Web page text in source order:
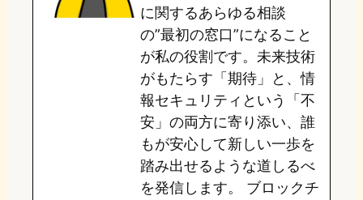
o
n
o
k
に関するあらゆる相談
の”最初の窓口”になること
が私の役割です。未来技術
がもたらす「期待」と、情
報セキュリティという「不
安」の両方に寄り添い、誰
もが安心して新しい一歩を
踏み出せるような道しるべ
を発信します。 ブロックチ